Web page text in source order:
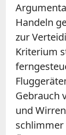
Handeln
zur
Kriterium
Gebrauch
und
schlimmer